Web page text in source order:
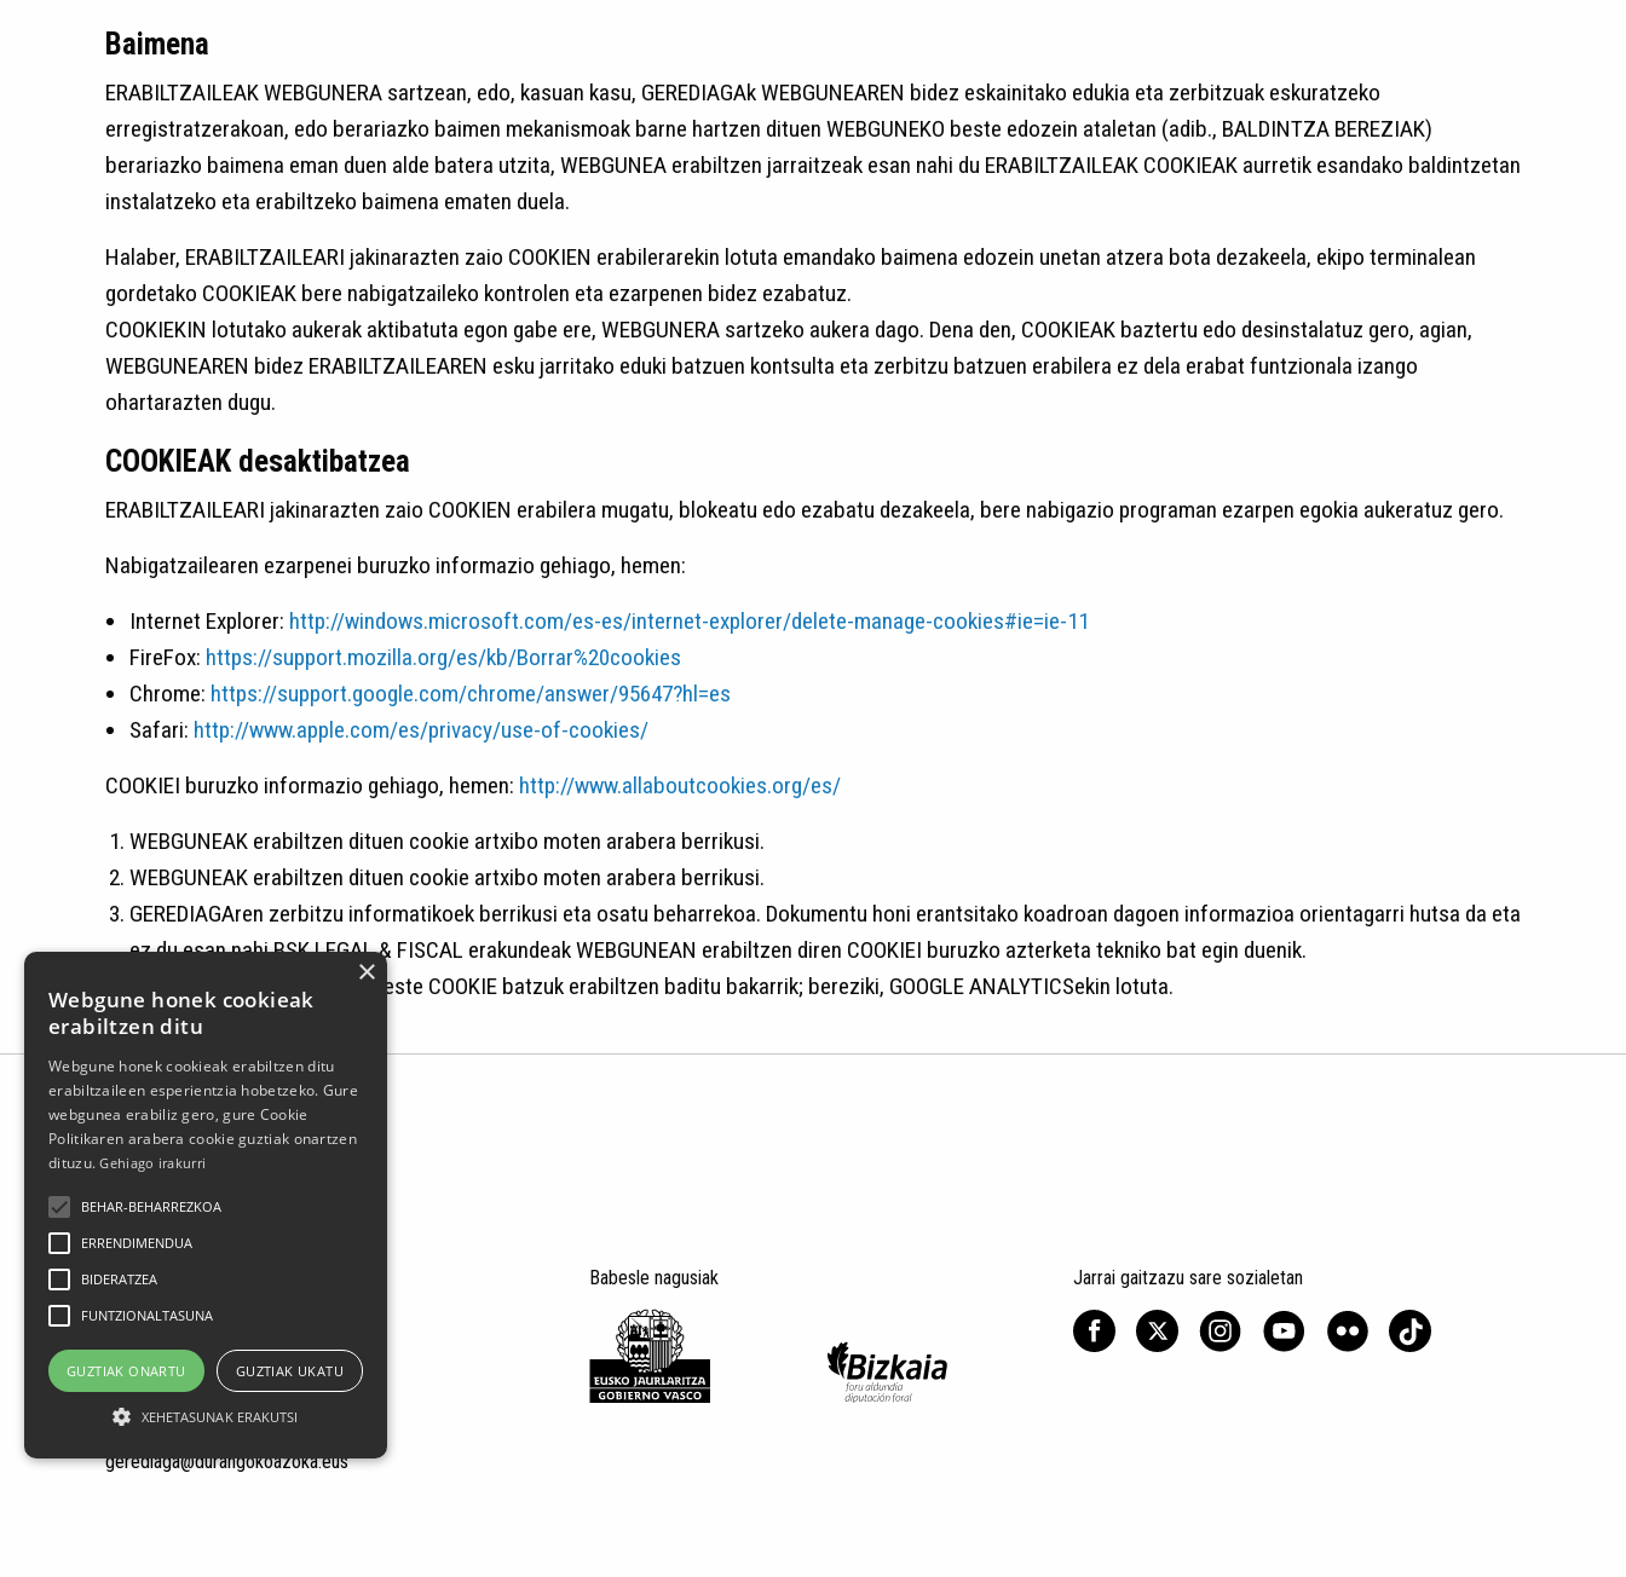
Baimena
ERABILTZAILEAK WEBGUNERA sartzean, edo, kasuan kasu, GEREDIAGAk WEBGUNEAREN bidez eskainitako edukia eta zerbitzuak eskuratzeko
erregistratzerakoan, edo berariazko baimen mekanismoak barne hartzen dituen WEBGUNEKO beste edozein ataletan (adib., BALDINTZA BEREZIAK)
berariazko baimena eman duen alde batera utzita, WEBGUNEA erabiltzen jarraitzeak esan nahi du ERABILTZAILEAK COOKIEAK aurretik esandako baldintzetan
instalatzeko eta erabiltzeko baimena ematen duela.
Halaber, ERABILTZAILEARI jakinarazten zaio COOKIEN erabilerarekin lotuta emandako baimena edozein unetan atzera bota dezakeela, ekipo terminalean
gordetako COOKIEAK bere nabigatzaileko kontrolen eta ezarpenen bidez ezabatuz.
COOKIEKIN lotutako aukerak aktibatuta egon gabe ere, WEBGUNERA sartzeko aukera dago. Dena den, COOKIEAK baztertu edo desinstalatuz gero, agian,
WEBGUNEAREN bidez ERABILTZAILEAREN esku jarritako eduki batzuen kontsulta eta zerbitzu batzuen erabilera ez dela erabat funtzionala izango
ohartarazten dugu.
COOKIEAK desaktibatzea
ERABILTZAILEARI jakinarazten zaio COOKIEN erabilera mugatu, blokeatu edo ezabatu dezakeela, bere nabigazio programan ezarpen egokia aukeratuz gero.
Nabigatzailearen ezarpenei buruzko informazio gehiago, hemen:
Internet Explorer: http://windows.microsoft.com/es-es/internet-explorer/delete-manage-cookies#ie=ie-11
FireFox: https://support.mozilla.org/es/kb/Borrar%20cookies
Chrome: https://support.google.com/chrome/answer/95647?hl=es
Safari: http://www.apple.com/es/privacy/use-of-cookies/
COOKIEI buruzko informazio gehiago, hemen: http://www.allaboutcookies.org/es/
WEBGUNEAK erabiltzen dituen cookie artxibo moten arabera berrikusi.
WEBGUNEAK erabiltzen dituen cookie artxibo moten arabera berrikusi.
GEREDIAGAren zerbitzu informatikoek berrikusi eta osatu beharrekoa. Dokumentu honi erantsitako koadroan dagoen informazioa orientagarri hutsa da eta
ez du esan nahi BSK LEGAL & FISCAL erakundeak WEBGUNEAN erabiltzen diren COOKIEI buruzko azterketa tekniko bat egin duenik.
WEBGUNEAK hirugarrenen beste COOKIE batzuk erabiltzen baditu bakarrik; bereziki, GOOGLE ANALYTICSekin lotuta.
Larrasoloeta, 3 48200 Durango
gerediaga@durangokoazoka.eus
Babesle nagusiak Jarrai gaitzazu sare sozialetan
×
Webgune honek cookieak
erabiltzen ditu
Webgune honek cookieak erabiltzen ditu
erabiltzaileen esperientzia hobetzeko. Gure
webgunea erabiliz gero, gure Cookie
Politikaren arabera cookie guztiak onartzen
dituzu.Gehiago irakurri
BEHAR-BEHARREZKOA
ERRENDIMENDUA
BIDERATZEA
FUNTZIONALTASUNA
GUZTIAK ONARTU GUZTIAK UKATU
XEHETASUNAK ERAKUTSI